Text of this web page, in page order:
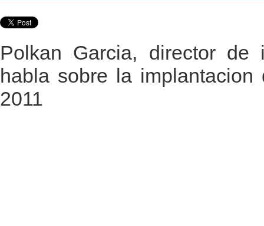
Polkan Garcia, director de
habla sobre la
2011